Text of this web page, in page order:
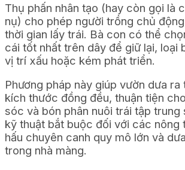
Thụ phấn nhân tạo (hay còn gọi là
nụ) cho phép người trồng chủ
thời gian lấy trái. Bà con có thể
cái tốt nhất trên dây để giữ lại, loại
vị trí xấu hoặc kém phát triển.
Phương pháp này giúp vườn dưa ra
kích thước đồng đều, thuận tiện
sóc và bón phân nuôi trái tập trung
kỹ thuật bắt buộc đối với các nông
hấu chuyên canh quy mô lớn và
trong nhà màng.